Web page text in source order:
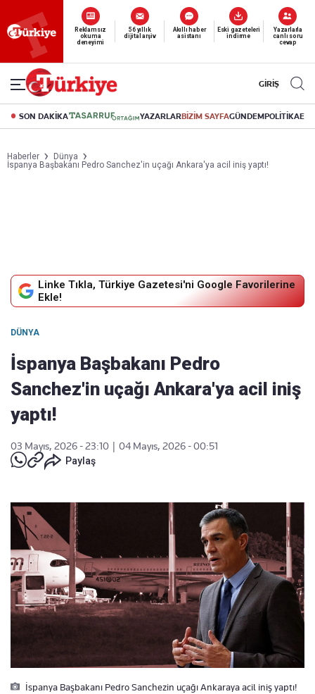
Reklamsız
okuma
deneyimi
56 yıllık
dijital arşiv
Akıllı haber
asistanı
Eski gazeteleri
indirme
Yazarlarla
canlı soru
cevap
GİRİŞ
SON DAKİKA YAZARLARBİZİM SAYFAGÜNDEMPOLİTİKA
Haberler
Dünya
İspanya Başbakanı Pedro Sanchez'in uçağı Ankara'ya acil iniş yaptı!
Linke Tıkla, Türkiye Gazetesi'ni Google Favorilerine
Ekle!
DÜNYA
İspanya Başbakanı Pedro
Sanchez'in uçağı Ankara'ya acil iniş
yaptı!
03 Mayıs, 2026 - 23:10
04 Mayıs, 2026 - 00:51
Paylaş
İspanya Başbakanı Pedro Sanchezin uçağı Ankaraya acil iniş yaptı!